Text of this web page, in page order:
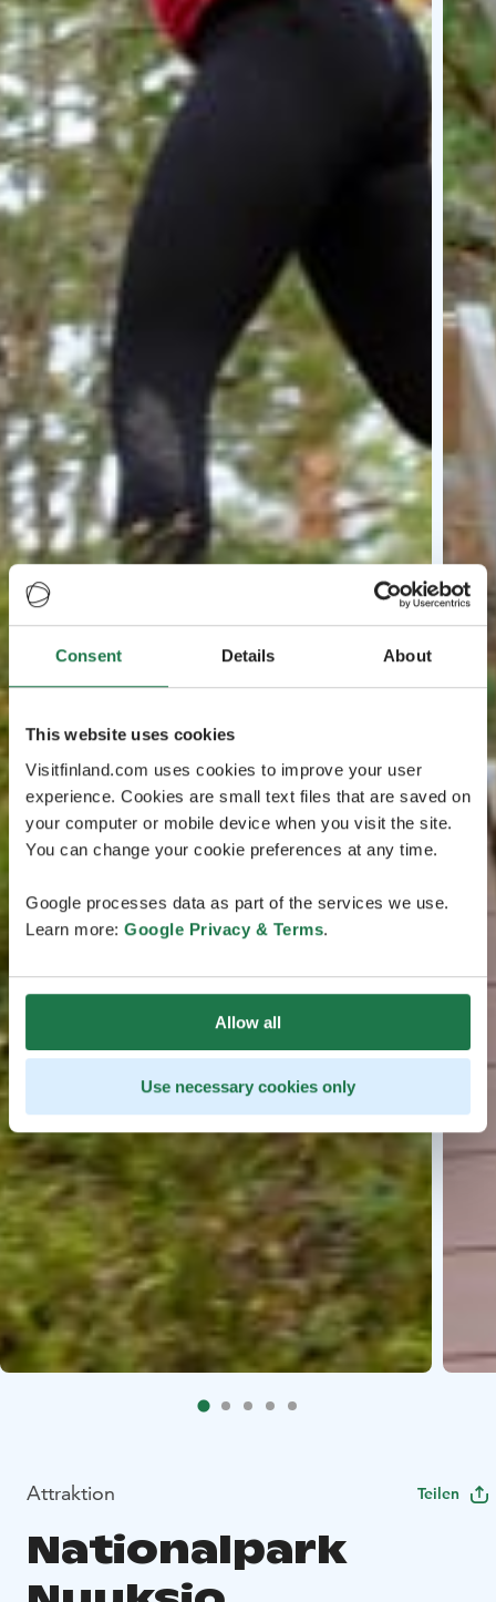
Consent Details About
This website uses cookies
Visitfinland.com uses cookies to improve your user
experience. Cookies are small text files that are saved on
your computer or mobile device when you visit the site.
You can change your cookie preferences at any time.
Google processes data as part of the services we use.
Learn more: Google Privacy & Terms.
Allow all
Use necessary cookies only
Attraktion Teilen
Nationalpark